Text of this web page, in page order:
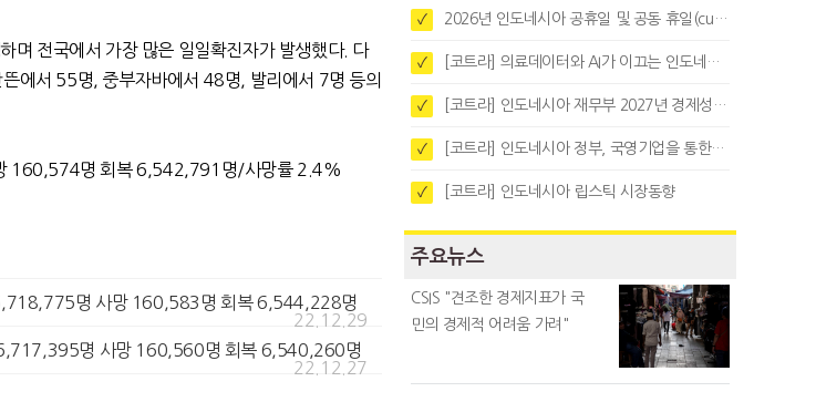
며 전국에서 가장 많은 일일확진자가 발생했다. 다
에서 55명, 중부자바에서 48명, 발리에서 7명 등의
160,574명 회복 6,542,791명/사망률 2.4%
명 사망 160,583명 회복 6,544,228명
22.12.29
명 사망 160,560명 회복 6,540,260명
22.12.27
✓ 2026년 인도네시아 공휴일 및 공동 휴일(cuti bersama)
✓ [코트라] 의료데이터와 AI가 이끄는 인도네시아 디지털 헬스케어 시장 트렌드
✓ [코트라] 인도네시아 재무부 2027년 경제성장 전망 및 목표 발표
✓ [코트라] 인도네시아 정부, 국영기업을 통한 석탄·팜유·합금철 수출 중앙집중화 추진
✓ [코트라] 인도네시아 립스틱 시장동향
주요뉴스
CSIS "견조한 경제지표가 국
민의 경제적 어려움 가려"